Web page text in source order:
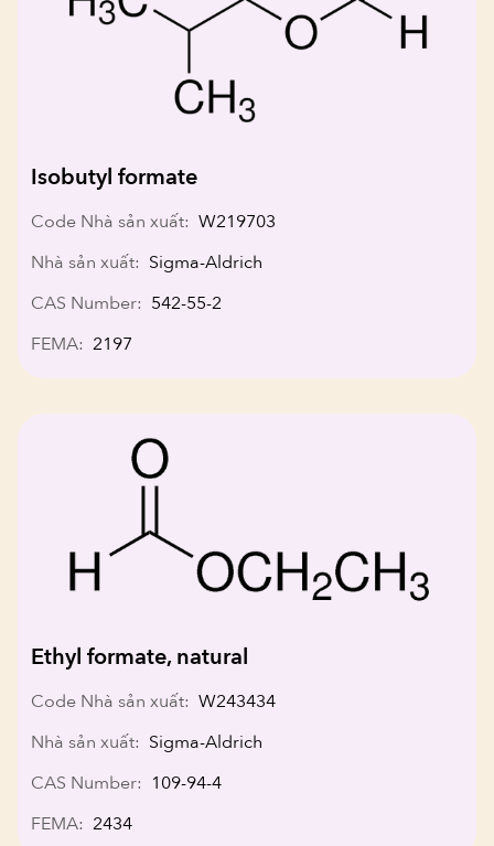
Isobutyl formate
Code Nhà sản xuất: W219703
Nhà sản xuất: Sigma-Aldrich
CAS Number: 542-55-2
FEMA: 2197
Ethyl formate, natural
Code Nhà sản xuất: W243434
Nhà sản xuất: Sigma-Aldrich
CAS Number: 109-94-4
FEMA: 2434